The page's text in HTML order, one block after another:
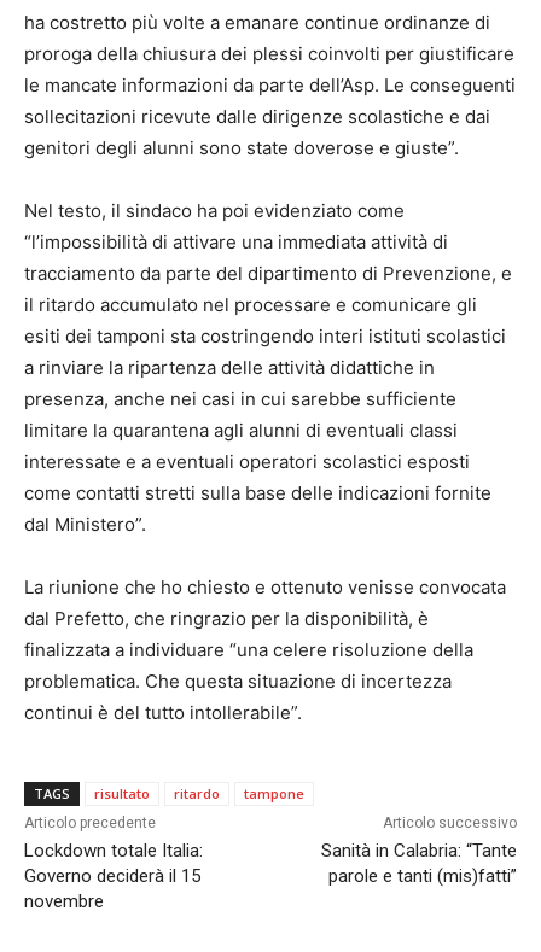
ha costretto più volte a emanare continue ordinanze di
proroga della chiusura dei plessi coinvolti per giustificare
le mancate informazioni da parte dell’Asp. Le conseguenti
sollecitazioni ricevute dalle dirigenze scolastiche e dai
genitori degli alunni sono state doverose e giuste”.
Nel testo, il sindaco ha poi evidenziato come
“l’impossibilità di attivare una immediata attività di
tracciamento da parte del dipartimento di Prevenzione, e
il ritardo accumulato nel processare e comunicare gli
esiti dei tamponi sta costringendo interi istituti scolastici
a rinviare la ripartenza delle attività didattiche in
presenza, anche nei casi in cui sarebbe sufficiente
limitare la quarantena agli alunni di eventuali classi
interessate e a eventuali operatori scolastici esposti
come contatti stretti sulla base delle indicazioni fornite
dal Ministero”.
La riunione che ho chiesto e ottenuto venisse convocata
dal Prefetto, che ringrazio per la disponibilità, è
finalizzata a individuare “una celere risoluzione della
problematica. Che questa situazione di incertezza
continui è del tutto intollerabile”.
TAGS risultato ritardo tampone
Articolo precedente
Lockdown totale Italia:
Governo deciderà il 15
novembre
Articolo successivo
Sanità in Calabria: “Tante
parole e tanti (mis)fatti”